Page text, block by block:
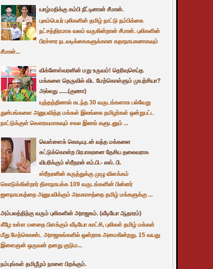
யாழ்மதிக்கு கம்பி நீட்டினான் சீமான்.
புலம்பெயர் புலிகளின் தமிழ் நாட்டு நம்பிக்கை
நட்சத்திரமாக வலம் வருகின்றான் சீமான். புலிகளின்
பிரச்சார நடவடிக்கைகளுக்கான கதாநாயகனாகவும்
சீமான்...
விக்னேஸ்வரனின் மறு உருவம்! தெரிவுசெய்த
மக்களை தெருவில் விட மேற்கொள்ளும் முயற்சியா?
அல்லது ......(குணா)
யுத்தத்தினால் கடந்த 30 வருடங்களாக பல்வேறு
துன்பங்களை அனுபவித்த மக்கள் இலங்கை தமிழர்கள் ஒன்றுபட்ட
நாட்டுக்குள் கௌரவமாகவும் சகல இனங் களுடனும் ...
வெள்ளைக் கொடியுடன் வந்த மக்களை
சுட்டுக்கொன்ற பிரபாகரனை தேசிய தலைவராக
விபரிக்கும் ஸ்ரீதரன் எம்.பி.- எஸ். பி.
ஸ்ரீதரனின் கருத்துக்கு முழு விளக்கம்
கொடுக்கின்றார் திசாநாயக்க 109 வருடங்களின் பின்னர்
ஜனநாயகத்தை அனுபவிக்கும் அவகாசத்தை தமிழ் மக்களுக்கு ...
அம்பலத்திற்கு வரும் புலிகளின் அராஜகம். (வீடியோ ஆதாரம்)
கீழே உள்ள மனதை பிளக்கும் வீடியோ காட்சி, புலிகள் தமிழ் மக்கள்
மீது மேற்கொண்ட அராஜகங்களில் ஒன்றாக அமைகின்றது. 15 வயது
இளைஞன் ஒருவன் தனது குடும...
நம்புங்கள் தமிழீழம் நாளை பிறக்கும்.